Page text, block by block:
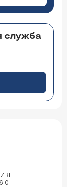
служба